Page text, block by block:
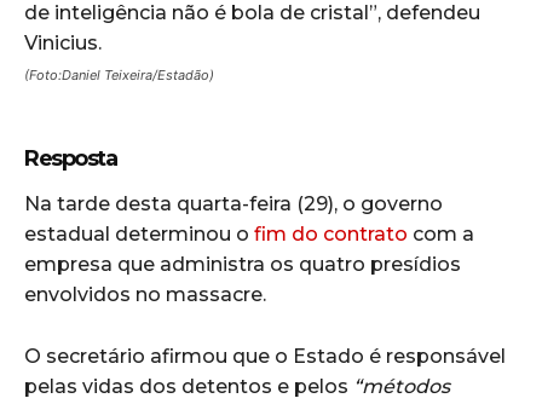
de inteligência não é bola de cristal”, defendeu
Vinicius.
(Foto:Daniel Teixeira/Estadão)
Resposta
Na tarde desta quarta-feira (29), o governo
estadual determinou o fim do contrato com a
empresa que administra os quatro presídios
envolvidos no massacre.
O secretário afirmou que o Estado é responsável
pelas vidas dos detentos e pelos “métodos